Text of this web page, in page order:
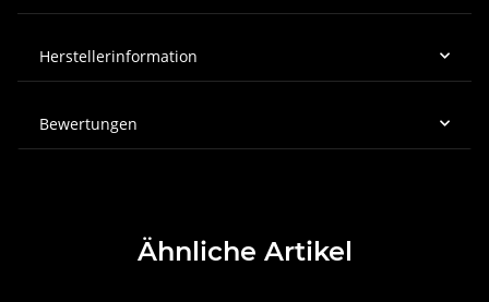
Herstellerinformation
Bewertungen
Ähnliche Artikel